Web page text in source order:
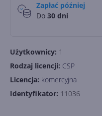
Zapłać później
Do 30 dni
Użytkownicy: 1
Rodzaj licencji: CSP
Licencja: komercyjna
Identyfikator: 11036